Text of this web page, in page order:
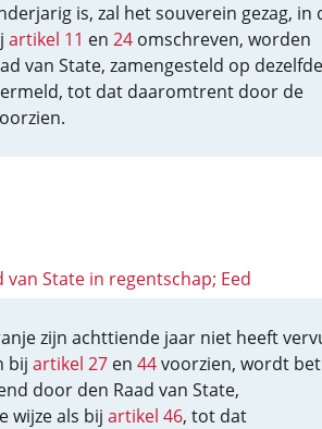
is, zal het souverein gezag, in
artikel 11 en 24omschreven, worden
van State, zamengesteld op dezelfde
tot dat daaromtrent door de
State in regentschap; Eed
zijn achttiende jaar niet heeft
bij artikel 27en 44voorzien, wordt bet
door den Raad van State,
wijze als bij artikel 46, tot dat